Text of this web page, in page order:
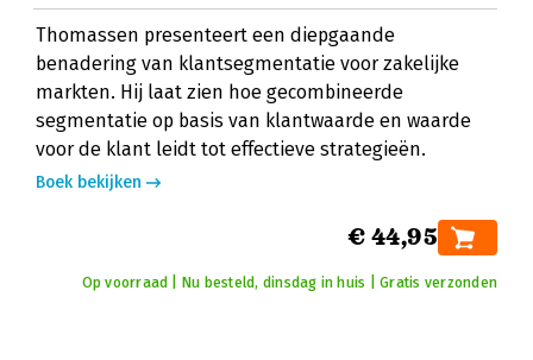
Thomassen presenteert een diepgaande
benadering van klantsegmentatie voor zakelijke
markten. Hij laat zien hoe gecombineerde
segmentatie op basis van klantwaarde en waarde
voor de klant leidt tot effectieve strategieën.
Boek bekijken
€ 44,95
Op voorraad | Nu besteld, dinsdag in huis | Gratis verzonden